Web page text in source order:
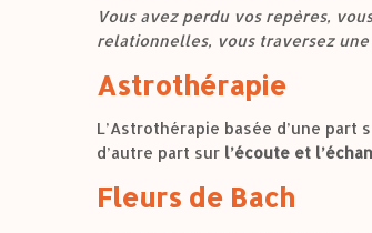
Vous avez perdu vos repères,
relationnelles, vous traversez
Astrothérapie
L’Astrothérapie basée d’une part
d’autre part sur l’écoute et
Fleurs de Bach